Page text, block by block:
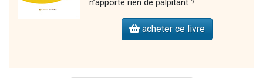
n’apporte rien de palpitant ?
acheter ce livre